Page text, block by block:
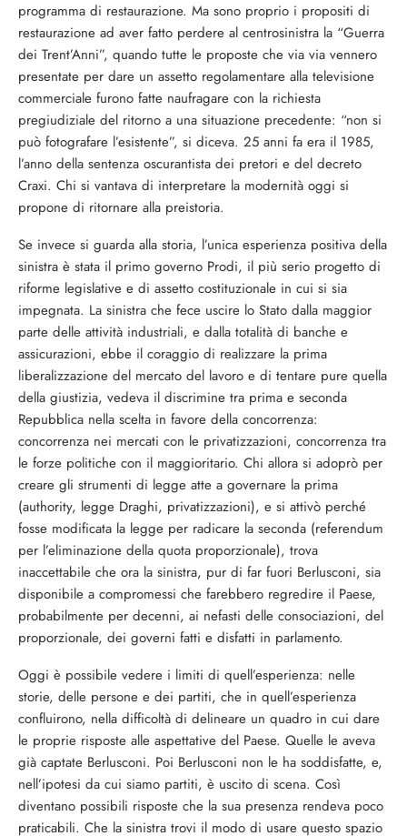
programma di restaurazione. Ma sono proprio i propositi di
restaurazione ad aver fatto perdere al centrosinistra la “Guerra
dei Trent’Anni”, quando tutte le proposte che via via vennero
presentate per dare un assetto regolamentare alla televisione
commerciale furono fatte naufragare con la richiesta
pregiudiziale del ritorno a una situazione precedente: “non si
può fotografare l’esistente”, si diceva. 25 anni fa era il 1985,
l’anno della sentenza oscurantista dei pretori e del decreto
Craxi. Chi si vantava di interpretare la modernità oggi si
propone di ritornare alla preistoria.
Se invece si guarda alla storia, l’unica esperienza positiva della
sinistra è stata il primo governo Prodi, il più serio progetto di
riforme legislative e di assetto costituzionale in cui si sia
impegnata. La sinistra che fece uscire lo Stato dalla maggior
parte delle attività industriali, e dalla totalità di banche e
assicurazioni, ebbe il coraggio di realizzare la prima
liberalizzazione del mercato del lavoro e di tentare pure quella
della giustizia, vedeva il discrimine tra prima e seconda
Repubblica nella scelta in favore della concorrenza:
concorrenza nei mercati con le privatizzazioni, concorrenza tra
le forze politiche con il maggioritario. Chi allora si adoprò per
creare gli strumenti di legge atte a governare la prima
(authority, legge Draghi, privatizzazioni), e si attivò perché
fosse modificata la legge per radicare la seconda (referendum
per l’eliminazione della quota proporzionale), trova
inaccettabile che ora la sinistra, pur di far fuori Berlusconi, sia
disponibile a compromessi che farebbero regredire il Paese,
probabilmente per decenni, ai nefasti delle consociazioni, del
proporzionale, dei governi fatti e disfatti in parlamento.
Oggi è possibile vedere i limiti di quell’esperienza: nelle
storie, delle persone e dei partiti, che in quell’esperienza
confluirono, nella difficoltà di delineare un quadro in cui dare
le proprie risposte alle aspettative del Paese. Quelle le aveva
già captate Berlusconi. Poi Berlusconi non le ha soddisfatte, e,
nell’ipotesi da cui siamo partiti, è uscito di scena. Così
diventano possibili risposte che la sua presenza rendeva poco
praticabili. Che la sinistra trovi il modo di usare questo spazio